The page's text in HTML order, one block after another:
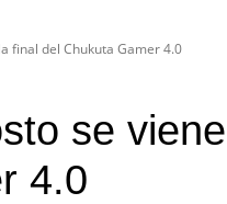
final del Chukuta Gamer 4.0
se
4.0